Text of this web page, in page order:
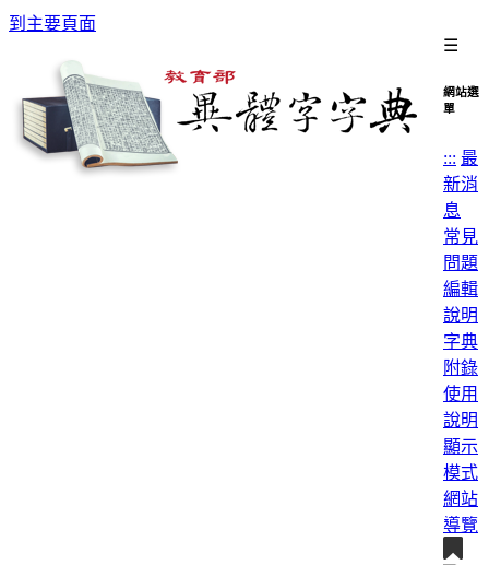
到主要頁面
☰
網站選
單
::: 最
新消
息
常見
問題
編輯
說明
字典
附錄
使用
說明
顯示
模式
網站
導覽